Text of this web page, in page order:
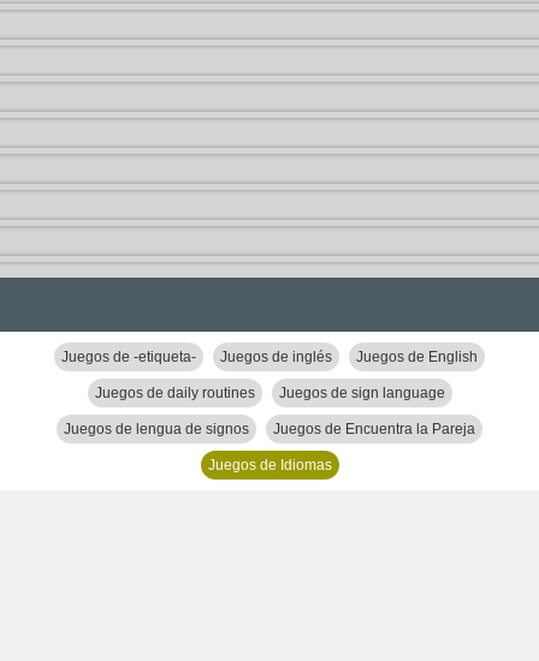
Juegos de -etiqueta- Juegos de inglés Juegos de English
Juegos de daily routines Juegos de sign language
Juegos de lengua de signos Juegos de Encuentra la Pareja
Juegos de Idiomas